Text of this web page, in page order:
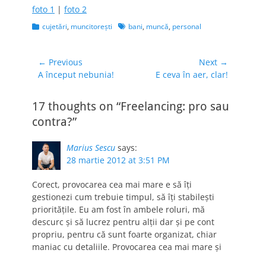
foto 1 | foto 2
Categories
cujetări, muncitoreşti Tagsbani, muncă, personal
Navigare
în
← Previous
Previous
A început nebunia!
Next →
E ceva în aer, clar!
17 thoughts on “Freelancing: pro sau
contra?”
Marius Sescu says:
28 martie 2012 at 3:51 PM
Corect, provocarea cea mai mare e să îți
gestionezi cum trebuie timpul, să îți stabilești
prioritățile. Eu am fost în ambele roluri, mă
descurc și să lucrez pentru alții dar și pe cont
propriu, pentru că sunt foarte organizat, chiar
maniac cu detaliile. Provocarea cea mai mare și